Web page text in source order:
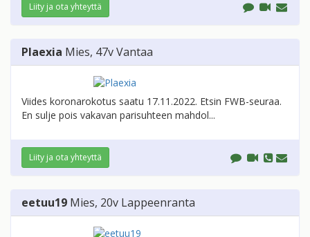
Liity ja ota yhteyttä
Plaexia Mies, 47vVantaa
Viides koronarokotus saatu 17.11.2022. Etsin FWB-seuraa.
En sulje pois vakavan parisuhteen mahdol...
Liity ja ota yhteyttä
eetuu19 Mies, 20v Lappeenranta